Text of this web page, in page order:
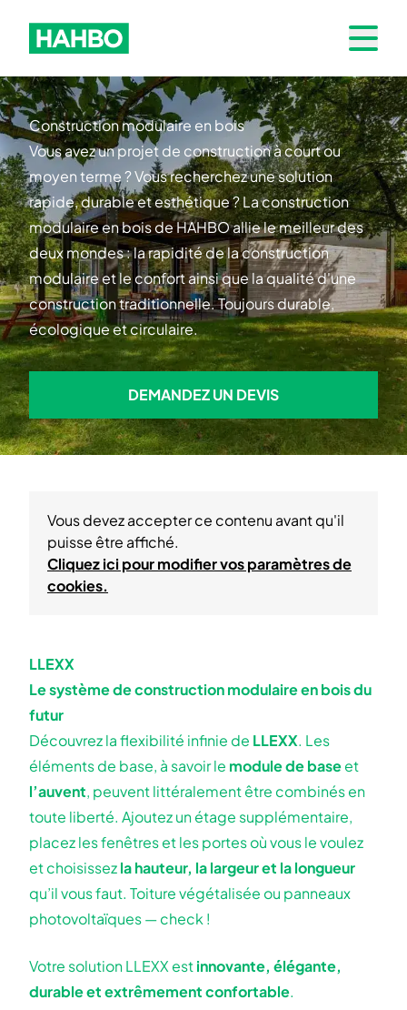
Hahbo logo
Open
Construction modulaire en bois
Vous avez un projet de construction à court ou
moyen terme ? Vous recherchez une solution
rapide, durable et esthétique ? La construction
modulaire en bois de HAHBO allie le meilleur des
deux mondes : la rapidité de la construction
modulaire et le confort ainsi que la qualité d'une
construction traditionnelle. Toujours durable,
écologique et circulaire.
DEMANDEZ UN DEVIS
DEMANDEZ UN DEVIS
LLEXX
Le système de construction modulaire en bois du
futur
Découvrez la flexibilité infinie de LLEXX. Les
éléments de base, à savoir le module de baseet
l’auvent, peuvent littéralement être combinés en
toute liberté. Ajoutez un étage supplémentaire,
placez les fenêtres et les portes où vous le voulez
et choisissezla hauteur, la largeur et la longueur
qu’il vous faut. Toiture végétalisée ou panneaux
photovoltaïques — check !
Votre solution LLEXX estinnovante, élégante,
durable et extrêmement confortable.
Vous devez accepter ce contenu avant qu'il
puisse être affiché.
Cliquez ici pour modifier vos paramètres de
cookies.